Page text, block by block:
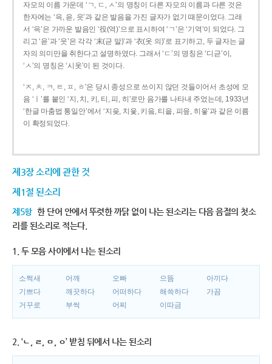
자모의 이름 가운데 ‘ㄱ, ㄷ, ㅅ’의 명칭이 다른 자모의 이름과 다른 것은
한자에는 ‘윽, 읃, 읏’과 같은 발음을 가진 글자가 없기 때문이었다. 그래
서 ‘윽’은 가까운 발음인 ‘役(역)’으로 표시하여 ‘ㄱ’은 ‘기역’이 되었다. 그
리고 ‘읃’과 ‘읏’은 각각 ‘末(귿 말)’과 ‘衣(옷 의)’로 표기하고, 두 글자는 글
자의 의미만을 취한다고 설명하였다. 그래서 ‘ㄷ’의 명칭은 ‘디귿’이,
‘ㅅ’의 명칭은 ‘시옷’이 된 것이다.
‘ㅈ, ㅊ, ㅋ, ㅌ, ㅍ, ㅎ’은 당시 종성으로 쓰이지 않던 것들이어서 초성에 모
음 ‘ㅣ’를 붙인 ‘지, 치, 키, 티, 피, 히’로만 음가를 나타내 주었는데, 1933년
‘한글 마춤법 통일안’에서 ‘지읒, 치읓, 키읔, 티읕, 피읖, 히읗’과 같은 이름
이 확정되었다.
제3장 소리에 관한 것
제1절 된소리
제5항 한 단어 안에서 뚜렷한 까닭 없이 나는 된소리는 다음 음절의 첫소
리를 된소리로 적는다.
1. 두 모음 사이에서 나는 된소리
소쩍새 어깨 오빠 으뜸
아끼다
기쁘다
깨끗하다 어떠하다 해쓱하다
가끔
거꾸로
부썩 어찌 이따금
2. ‘ㄴ, ㄹ, ㅁ, ㅇ’ 받침 뒤에서 나는 된소리